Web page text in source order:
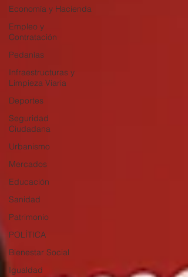
Economía y Hacienda
Empleo y
Contratación
Pedanías
Infraestructuras y
Limpieza Viaria
Deportes
Seguridad
Ciudadana
Urbanismo
Mercados
Educación
Sanidad
Patrimonio
POLÍTICA
Bienestar Social
Igualdad